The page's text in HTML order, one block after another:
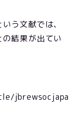
う文献では、
結果が出てい
jbrewsocjapa